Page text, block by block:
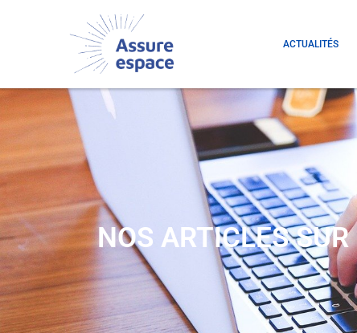
ACTUALITÉS
NOS ARTICLES